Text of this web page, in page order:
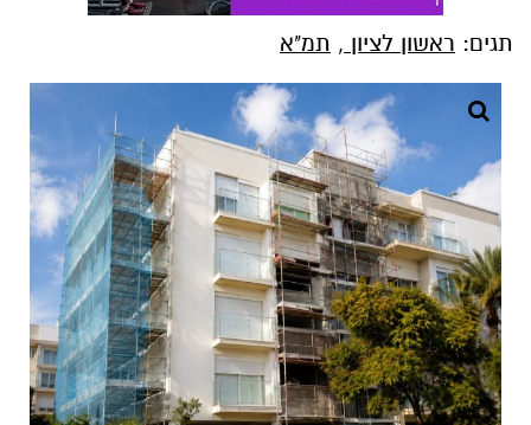
תגים: ראשון לציון , תמ"א